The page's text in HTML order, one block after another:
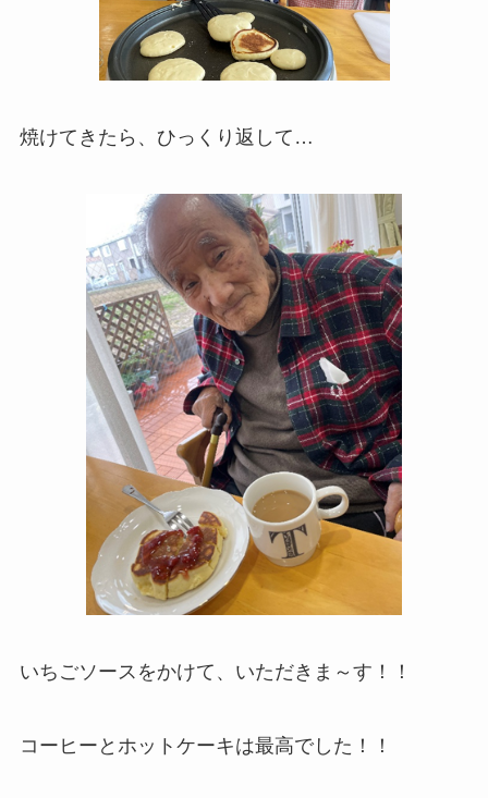
焼けてきたら、ひっくり返して…
いちごソースをかけて、いただきま～す！！
コーヒーとホットケーキは最高でした！！